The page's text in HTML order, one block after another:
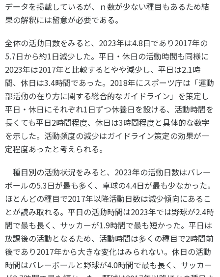
データを掲載しているが、ｎ数が少ない種目もあるため結
果の解釈には留意が必要である。
全体の活動日数をみると、 2023年は4.8日であり2017年の
5.7日から約1日減少した。平日・休日の活動時間も同様に
2023年は2017年と比較するとやや減少し、平日は2.1時
間、休日は3.4時間であった。 2018年にスポーツ庁は「運動
部活動の在り方に関する総合的なガイドライン」を策定し
平日・休日にそれぞれ1日ずつ休養日を設ける、活動時間を
長くても平日2時間程度、休日は3時間程度と具体的な数字
を示した。活動頻度の減少はガイドライン策定の効果が一
定程度あったと考えられる。
種目別の活動状況をみると、 2023年の活動日数はバレー
ボールの5.3日が最も多く、卓球の4.4日が最も少なかった。
ほとんどの種目で2017年以降活動日数は減少傾向にあるこ
とが読み取れる。平日の活動時間は2023年では野球が2.4時
間で最も長く、サッカーが1.9時間で最も短かった。平日は
放課後の活動となるため、活動時間は多くの種目で2時間前
後であり2017年から大きな変化はみられない。休日の活動
時間はバレーボールと野球が4.0時間で最も長く、サッカー